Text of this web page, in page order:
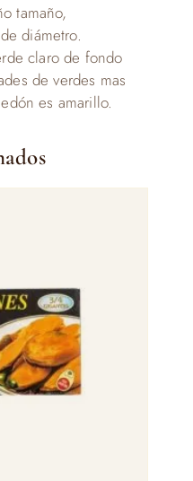
tamaño,
diámetro.
claro de fondo
de verdes mas
es amarillo.